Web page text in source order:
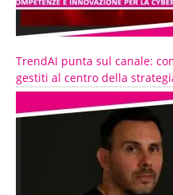
TrendAI punta sul canale:
gestiti al centro della